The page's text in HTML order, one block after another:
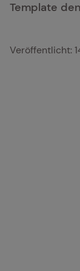
Template
Veröffentlicht: